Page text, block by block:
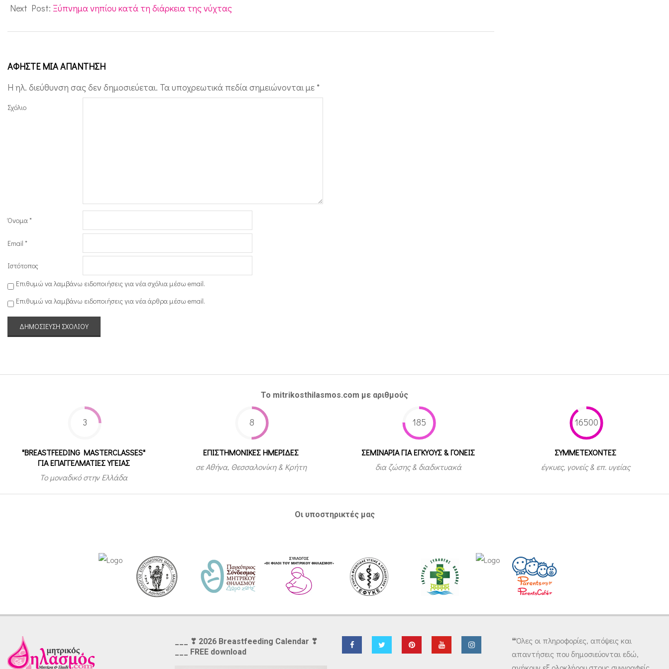
26
Next Post: Ξύπνημα νηπίου κατά τη διάρκεια της νύχτας
ΑΦΉΣΤΕ ΜΙΑ ΑΠΆΝΤΗΣΗ
Η ηλ. διεύθυνση σας δεν δημοσιεύεται. Τα υποχρεωτικά πεδία σημειώνονται με *
Σχόλιο
Όνομα*
Email *
Ιστότοπος
Επιθυμώ να λαμβάνω ειδοποιήσεις για νέα σχόλια μέσω email.
Επιθυμώ να λαμβάνω ειδοποιήσεις για νέα άρθρα μέσω email.
Το mitrikosthilasmos.com με αριθμούς
3
"BREASTFEEDING MASTERCLASSES"
ΓΙΑ ΕΠΑΓΓΕΛΜΑΤΙΕΣ ΥΓΕΙΑΣ
Το μοναδικό στην Ελλάδα
8
ΕΠΙΣΤΗΜΟΝΙΚΕΣ ΗΜΕΡΙΔΕΣ
σε Αθήνα, Θεσσαλονίκη & Κρήτη
185
ΣΕΜΙΝΑΡΙΑ ΓΙΑ ΕΓΚΥΟΥΣ & ΓΟΝΕΙΣ
δια ζώσης & διαδικτυακά
16500
ΣΥΜΜΕΤEΧΟΝΤΕΣ
έγκυες, γονείς & επ. υγείας
Οι υποστηρικτές μας
___ ❣ 2026 Breastfeeding Calendar ❣
___ FREE download
❝Όλες οι πληροφορίες, απόψεις και
απαντήσεις που δημοσιεύονται εδώ,